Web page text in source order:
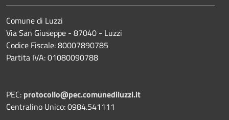
Comune di Luzzi
Via San Giuseppe - 87040 - Luzzi
Codice Fiscale: 80007890785
Partita IVA: 01080090788
PEC: protocollo@pec.comunediluzzi.it
Centralino Unico: 0984.541111